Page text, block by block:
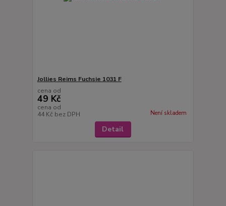
Jollies Reims Fuchsie 1031 F
cena od
49 Kč
cena od
44 Kč bez DPH Není skladem
Detail